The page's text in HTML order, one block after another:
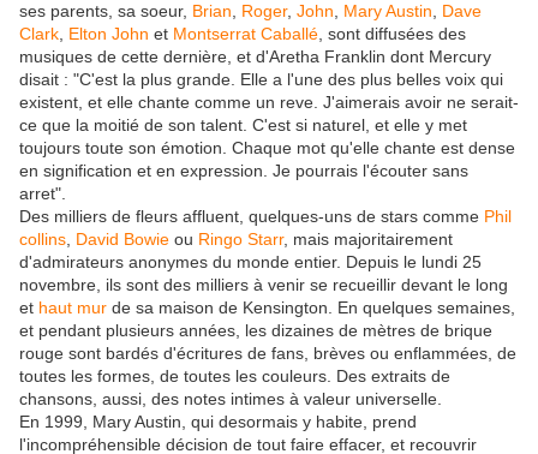
ses parents, sa soeur, Brian Roger, John Mary Austin
Dave
Clark Elton John et Montserrat Caballé , sont diffusées des
musiques de cette dernière, et d'Aretha Franklin dont Mercury
disait : "C'est la plus grande. Elle a l'une des plus belles voix qui
existent, et elle chante comme un reve. J'aimerais avoir ne serait-
ce que la moitié de son talent. C'est si naturel, et elle y met
toujours toute son émotion. Chaque mot qu'elle chante est dense
en signification et en expression. Je pourrais l'écouter sans
arret".
Des milliers de fleurs affluent, quelques-uns de stars comme Phil
collins David Bowie ou Ringo Starr, mais majoritairement
d'admirateurs anonymes du monde entier. Depuis le lundi 25
novembre, ils sont des milliers à venir se recueillir devant le long
et haut mur de sa maison de Kensington. En quelques semaines,
et pendant plusieurs années, les dizaines de mètres de brique
rouge sont bardés d'écritures de fans, brèves ou enflammées, de
toutes les formes, de toutes les couleurs. Des extraits de
chansons, aussi, des notes intimes à valeur universelle.
En 1999, Mary Austin, qui desormais y habite, prend
l'incompréhensible décision de tout faire effacer, et recouvrir